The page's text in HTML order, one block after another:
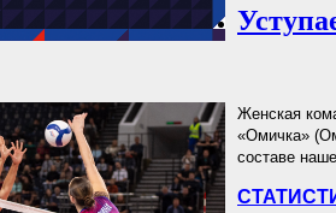
Женская
«Омичка»
составе